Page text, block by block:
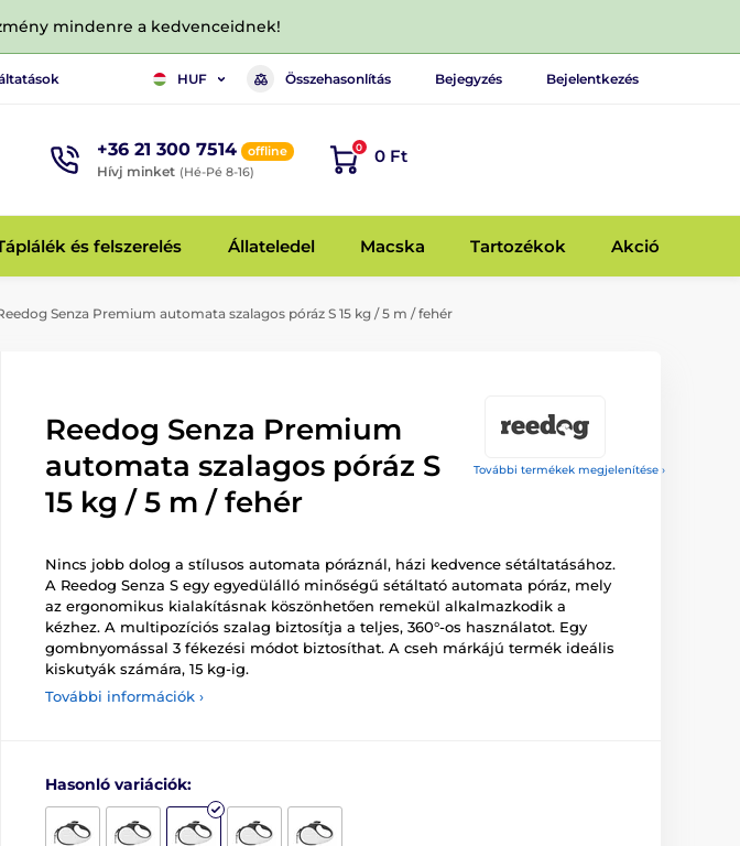
mindenre a kedvenceidnek!
HUF Összehasonlítás Bejegyzés Bejelentkezés
+36 21 300 7514 offline
Hívj minket (Hé-Pé 8-16)
0 0 Ft
és felszerelés Állateledel Macska Tartozékok Akció
Senza Premium automata szalagos póráz S 15 kg / 5 m / fehér
További termékek megjelenítése ›
Reedog Senza Premium
automata szalagos póráz S
15 kg / 5 m / fehér
Nincs jobb dolog a stílusos automata póráznál, házi kedvence sétáltatásához.
A Reedog Senza S egy egyedülálló minőségű sétáltató automata póráz, mely
az ergonomikus kialakításnak köszönhetően remekül alkalmazkodik a
kézhez. A multipozíciós szalag biztosítja a teljes, 360°-os használatot. Egy
gombnyomással 3 fékezési módot biztosíthat. A cseh márkájú termék ideális
kiskutyák számára, 15 kg-ig.
További információk ›
Hasonló variációk: